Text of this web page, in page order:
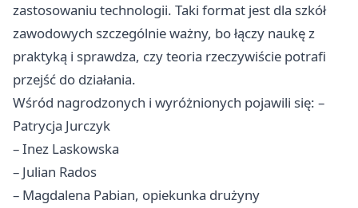
zastosowaniu technologii. Taki format jest dla szkół
zawodowych szczególnie ważny, bo łączy naukę z
praktyką i sprawdza, czy teoria rzeczywiście potrafi
przejść do działania.
Wśród nagrodzonych i wyróżnionych pojawili się: –
Patrycja Jurczyk
– Inez Laskowska
– Julian Rados
– Magdalena Pabian, opiekunka drużyny